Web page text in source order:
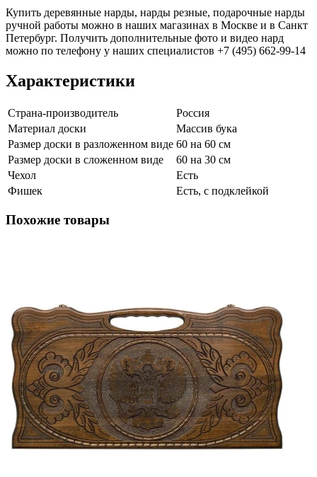
Купить деревянные нарды, нарды резные, подарочные нарды
ручной работы можно в наших магазинах в Москве и в Санкт
Петербург. Получить дополнительные фото и видео нард
можно по телефону у наших специалистов +7 (495) 662-99-14
Характеристики
Страна-производитель
Россия
Материал доски
Массив бука
Размер доски в разложенном виде 60 на 60 см
Размер доски в сложенном виде
60 на 30 см
Чехол
Есть
Фишек
Есть, с подклейкой
Похожие товары